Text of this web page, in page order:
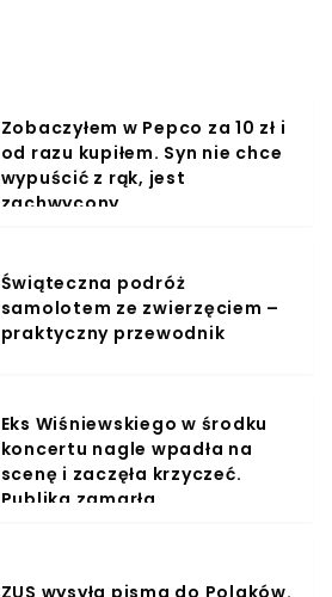
Zobaczyłem w Pepco za 10 zł i
od razu kupiłem. Syn nie chce
wypuścić z rąk, jest
zachwycony
Świąteczna podróż
samolotem ze zwierzęciem –
praktyczny przewodnik
Eks Wiśniewskiego w środku
koncertu nagle wpadła na
scenę i zaczęła krzyczeć.
Publika zamarła
ZUS wysyła pisma do Polaków.